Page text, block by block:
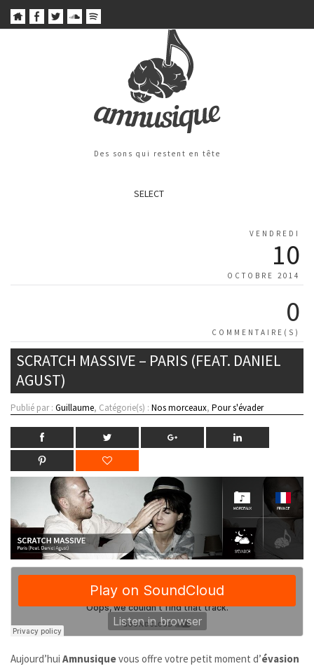
Des sons qui restent en tête
SELECT
VENDREDI
10
OCTOBRE 2014
0
COMMENTAIRE(S)
SCRATCH MASSIVE – PARIS (FEAT. DANIEL
AGUST)
Publié par : Guillaume, Catégorie(s) : Nos morceaux, Pour s'évader
Aujourd’hui Amnusiquevous offre votre petit moment d’évasion